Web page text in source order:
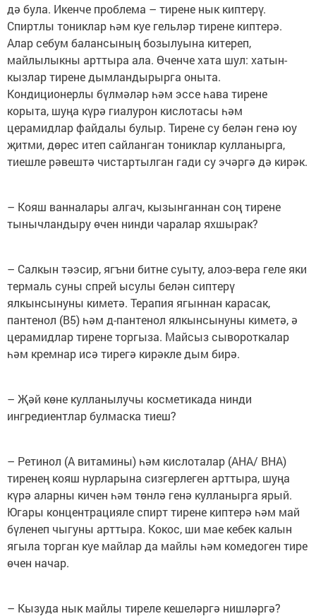
дә була. Икенче проблема – тирене нык киптерү.
Спиртлы тониклар һәм куе гельләр тирене киптерә.
Алар себум балансының бозылуына китереп,
майлылыкны арттыра ала. Өченче хата шул: хатын-
кызлар тирене дымландырырга оныта.
Кондиционерлы бүлмәләр һәм эссе һава тирене
корыта, шуңа күрә гиалурон кислотасы һәм
церамидлар файдалы булыр. Тирене су белән генә юу
җитми, дөрес итеп сайланган тониклар кулланырга,
тиешле рәвештә чистартылган гади су эчәргә дә кирәк.
– Кояш ванналары алгач, кызынганнан соң тирене
тынычландыру өчен нинди чаралар яхшырак?
– Салкын тәэсир, ягъни битне суыту, алоэ-вера геле яки
термаль суны спрей ысулы белән сиптерү
ялкынсынуны киметә. Терапия ягыннан карасак,
пантенол (B5) һәм д-пантенол ялкынсынуны киметә, ә
церамидлар тирене торгыза. Майсыз сывороткалар
һәм кремнар исә тирегә кирәкле дым бирә.
– Җәй көне кулланылучы косметикада нинди
ингредиентлар булмаска тиеш?
– Ретинол (A витамины) һәм кислоталар (AHA/ BHA)
тиренең кояш нурларына сизгерлеген арттыра, шуңа
күрә аларны кичен һәм төнлә генә кулланырга ярый.
Югары концентрацияле спирт тирене киптерә һәм май
бүленеп чыгуны арттыра. Кокос, ши мае кебек калын
ягыла торган куе майлар да майлы һәм комедоген тире
өчен начар.
– Кызуда нык майлы тиреле кешеләргә нишләргә?